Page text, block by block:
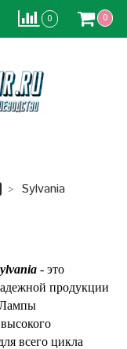
0 0
Sylvania
- это
продукции
всего цикла